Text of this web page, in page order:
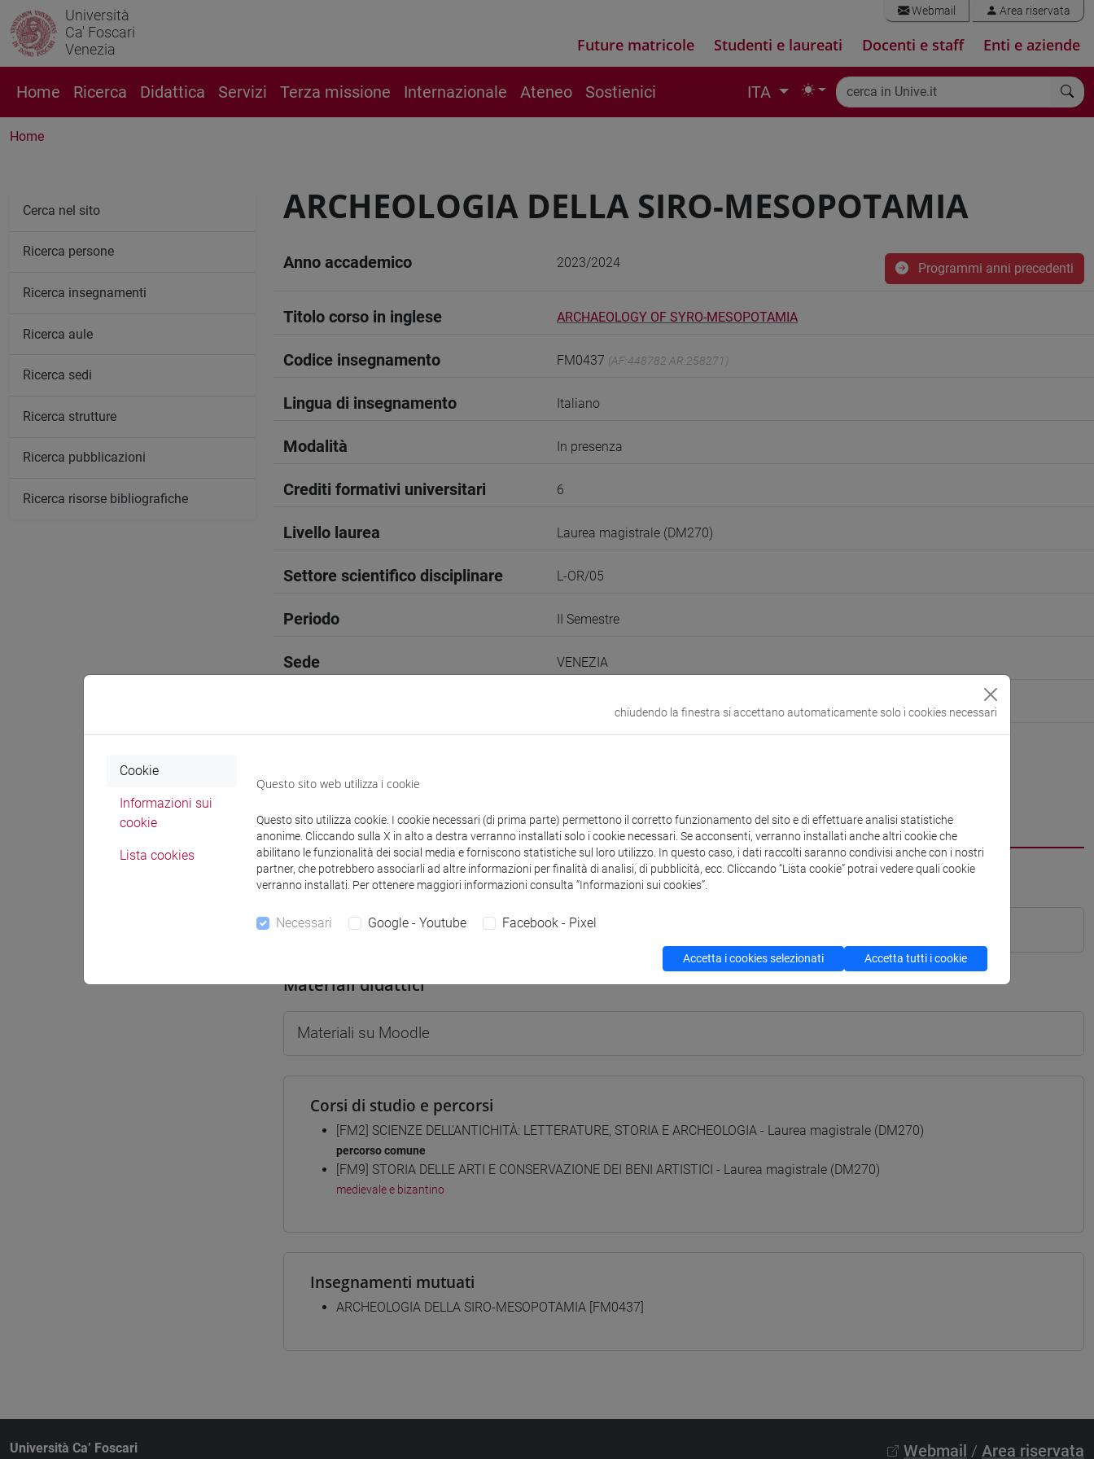
Università
Ca' Foscari
Venezia
Webmail Area riservata
Future matricole Studenti e laureati Docenti e staff Enti e aziende
Home Ricerca Didattica Servizi Terza missione Internazionale Ateneo Sostienici ITA
Home
ARCHEOLOGIA DELLA SIRO-MESOPOTAMIA
Anno accademico 2023/2024 Programmi anni precedenti
Titolo corso in inglese ARCHAEOLOGY OF SYRO-MESOPOTAMIA
Codice insegnamento FM0437 (AF:448782 AR:258271)
Lingua di insegnamento Italiano
Modalità In presenza
Crediti formativi universitari 6
Livello laurea Laurea magistrale (DM270)
Settore scientifico disciplinare L-OR/05
Periodo II Semestre
Sede VENEZIA
Link allo spazio del corso
Docenti e corsi di laurea Programma
Docenti
ROVA Elena- 30h Lezione
Materiali didattici
Materiali su Moodle
Corsi di studio e percorsi
[FM2] SCIENZE DELL'ANTICHITÀ: LETTERATURE, STORIA E ARCHEOLOGIA - Laurea magistrale (DM270)
percorso comune
[FM9] STORIA DELLE ARTI E CONSERVAZIONE DEI BENI ARTISTICI - Laurea magistrale (DM270)
medievale e bizantino
Insegnamenti mutuati
ARCHEOLOGIA DELLA SIRO-MESOPOTAMIA [FM0437]
Cerca nel sito
Ricerca persone
Ricerca insegnamenti
Ricerca aule
Ricerca sedi
Ricerca strutture
Ricerca pubblicazioni
Ricerca risorse bibliografiche
Università Ca’ Foscari Webmail / Area riservata
chiudendo la finestra si accettano automaticamente solo i cookies necessari
Cookie
Informazioni sui
cookie
Lista cookies
Questo sito web utilizza i cookie
Questo sito utilizza cookie. I cookie necessari (di prima parte) permettono il corretto funzionamento del sito e di effettuare analisi statistiche
anonime. Cliccando sulla X in alto a destra verranno installati solo i cookie necessari. Se acconsenti, verranno installati anche altri cookie che
abilitano le funzionalità dei social media e forniscono statistiche sul loro utilizzo. In questo caso, i dati raccolti saranno condivisi anche con i nostri
partner, che potrebbero associarli ad altre informazioni per finalità di analisi, di pubblicità, ecc. Cliccando “Lista cookie” potrai vedere quali cookie
verranno installati. Per ottenere maggiori informazioni consulta “Informazioni sui cookies”.
Necessari Google - Youtube Facebook - Pixel
Accetta i cookies selezionati Accetta tutti i cookie